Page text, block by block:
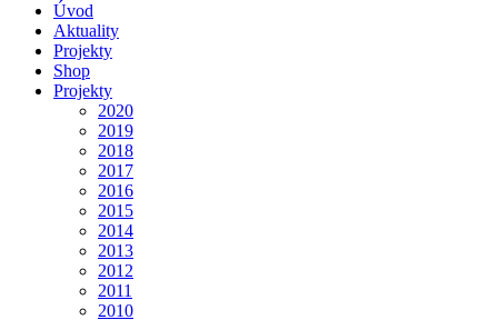
Úvod
Aktuality
Projekty
Shop
Projekty
2020
2019
2018
2017
2016
2015
2014
2013
2012
2011
2010